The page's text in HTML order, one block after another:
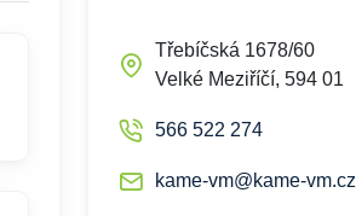
Třebíčská 1678/60
Velké Meziříčí, 594 01
566 522 274
kame-vm@kame-vm.cz